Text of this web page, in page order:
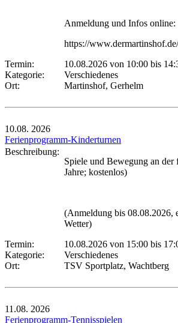
Anmeldung und Infos online:
https://www.dermartinshof.de/
Termin:
10.08.2026 von 10:00 bis
Kategorie:
Verschiedenes
Ort:
Martinshof, Gerhelm
10.08. 2026
Ferienprogramm-Kinderturnen
Beschreibung:
Spiele und Bewegung an
Jahre; kostenlos)
(Anmeldung bis 08.08.2026,
Wetter)
Termin:
10.08.2026 von 15:00 bis
Kategorie:
Verschiedenes
Ort:
TSV Sportplatz, Wachtberg
11.08. 2026
Ferienprogramm-Tennisspielen